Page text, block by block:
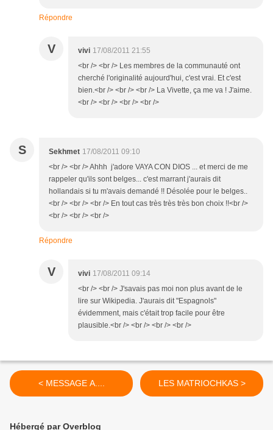
Répondre
V vivi 17/08/2011 21:55
<br /> <br /> Les membres de la communauté ont
cherché l'originalité aujourd'hui, c'est vrai. Et c'est
bien.<br /> <br /> <br /> La Vivette, ça me va ! J'aime.
<br /> <br /> <br /> <br />
S Sekhmet 17/08/2011 09:10
<br /> <br /> Ahhh j'adore VAYA CON DIOS ... et merci de me
rappeler qu'ils sont belges... c'est marrant j'aurais dit
hollandais si tu m'avais demandé !! Désolée pour le belges..
<br /> <br /> <br /> En tout cas très très très bon choix !!<br />
<br /> <br /> <br />
Répondre
V vivi 17/08/2011 09:14
<br /> <br /> J'savais pas moi non plus avant de le
lire sur Wikipedia. J'aurais dit "Espagnols"
évidemment, mais c'était trop facile pour être
plausible.<br /> <br /> <br /> <br />
< MESSAGE A.... LES MATRIOCHKAS >
Hébergé par Overblog